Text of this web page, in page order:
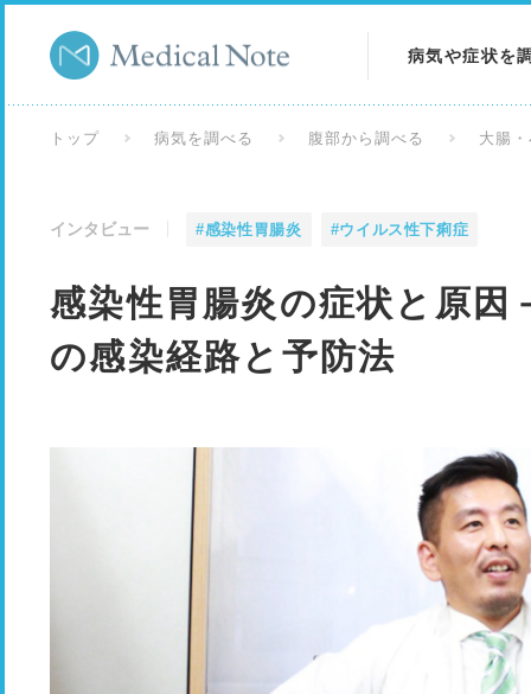
病気や症状を
検査を調べる
トップ 病気を調べる 腹部から調べる 大腸
インタビュー #感染性胃腸炎 #ウイルス性下痢症
感染性胃腸炎の症状と原因
の感染経路と予防法